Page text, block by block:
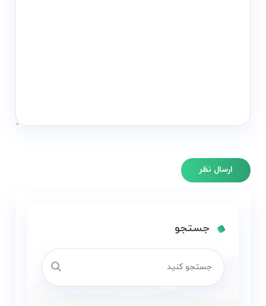
جستجو